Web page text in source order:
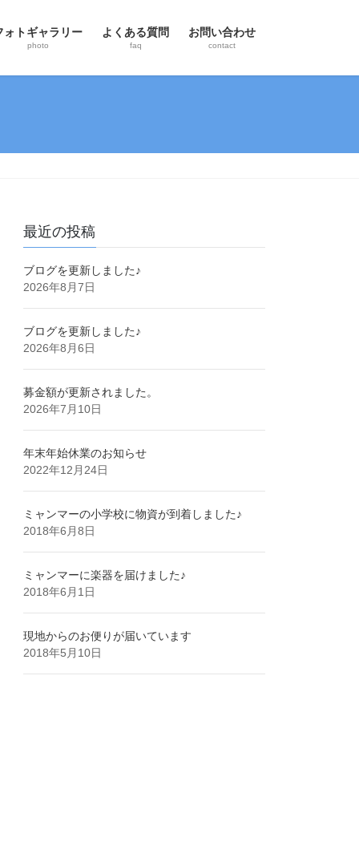
ォトギャラリー
photo
よくある質問
faq
お問い合わせ
contact
最近の投稿
ブログを更新しました♪
2026年8月7日
ブログを更新しました♪
2026年8月6日
募金額が更新されました。
2026年7月10日
年末年始休業のお知らせ
2022年12月24日
ミャンマーの小学校に物資が到着しました♪
2018年6月8日
ミャンマーに楽器を届けました♪
2018年6月1日
現地からのお便りが届いています
2018年5月10日